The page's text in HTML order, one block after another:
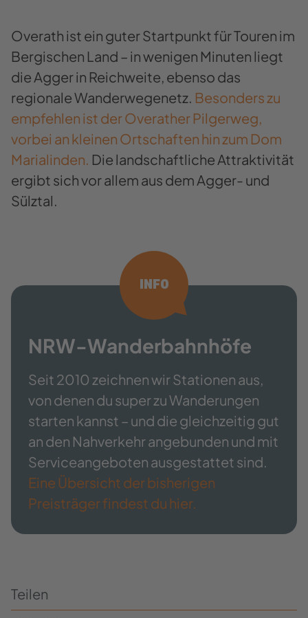
Overath ist ein guter Startpunkt für Touren im
Bergischen Land – in wenigen Minuten liegt
die Agger in Reichweite, ebenso das
regionale Wanderwegenetz. Besonders zu
empfehlen ist der Overather Pilgerweg,
vorbei an kleinen Ortschaften hin zum Dom
Marialinden. Die landschaftliche Attraktivität
ergibt sich vor allem aus dem Agger- und
Sülztal.
INFO
NRW-​Wanderbahnhöfe
Seit 2010 zeichnen wir Stationen aus,
von denen du super zu Wanderungen
starten kannst – und die gleichzeitig gut
an den Nahverkehr angebunden und mit
Serviceangeboten ausgestattet sind.
Eine Übersicht der bisherigen
Preisträger findest du hier.
Teilen